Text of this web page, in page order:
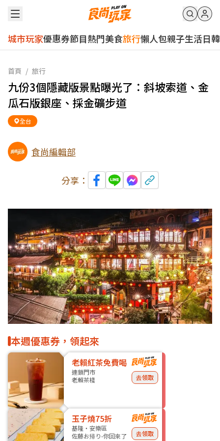
城市玩家優惠券節目熱門美食旅行懶人包親子生活日韓
首頁 / 旅行
九份3個隱藏版景點曝光了：斜坡索道、金
瓜石版銀座、採金礦步道
全台
食尚編輯部
分享：
本週優惠券，領起來
老賴紅茶免費喝
連鎖門市
老賴茶棧
去領取
玉子燒75折
基隆・安樂區
佐藤お帰り-你回來了
去領取